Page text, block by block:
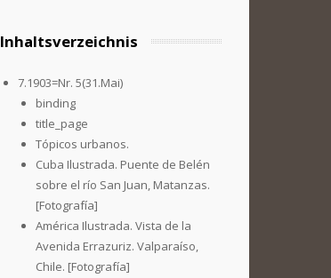
Inhaltsverzeichnis
7.1903=Nr. 5(31.Mai)
binding
title_page
Tópicos urbanos.
Cuba Ilustrada. Puente de Belén
sobre el río San Juan, Matanzas.
[Fotografía]
América Ilustrada. Vista de la
Avenida Errazuriz. Valparaíso,
Chile. [Fotografía]